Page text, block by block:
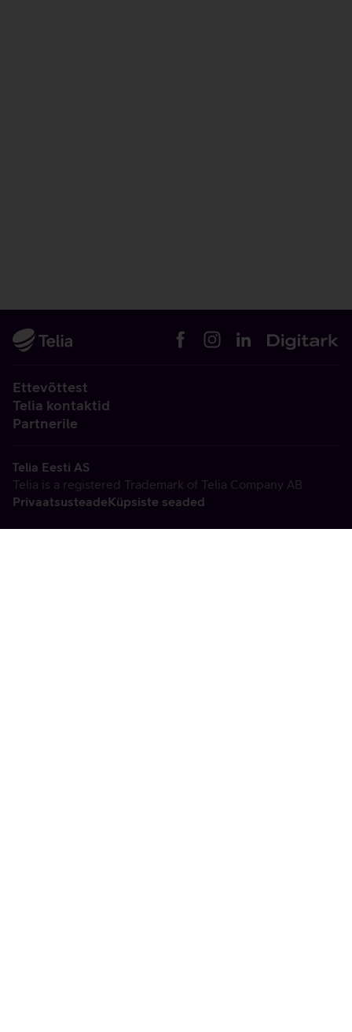
Ettevõttest
Telia kontaktid
Partnerile
Telia Eesti AS
Telia is a registered Trademark of Telia Company AB
PrivaatsusteadeKüpsiste seaded